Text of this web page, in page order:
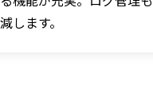
します。